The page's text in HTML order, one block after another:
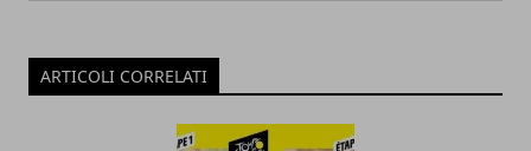
ARTICOLI CORRELATI